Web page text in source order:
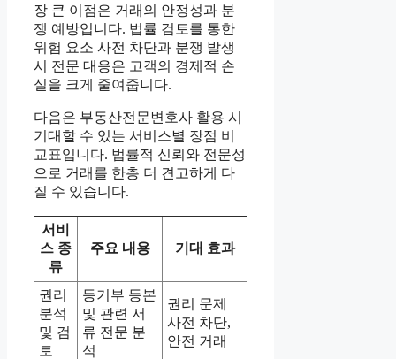
장 큰 이점은 거래의 안정성과 분
쟁 예방입니다. 법률 검토를 통한
위험 요소 사전 차단과 분쟁 발생
시 전문 대응은 고객의 경제적 손
실을 크게 줄여줍니다.
다음은 부동산전문변호사 활용 시
기대할 수 있는 서비스별 장점 비
교표입니다. 법률적 신뢰와 전문성
으로 거래를 한층 더 견고하게 다
질 수 있습니다.
서비
스 종
류
주요 내용 기대 효과
권리
분석
및 검
토
등기부 등본
및 관련 서
류 전문 분
석
권리 문제
사전 차단,
안전 거래